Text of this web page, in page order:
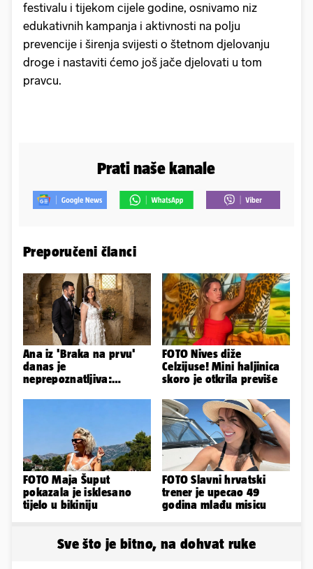
festivalu i tijekom cijele godine, osnivamo niz
edukativnih kampanja i aktivnosti na polju
prevencije i širenja svijesti o štetnom djelovanju
droge i nastaviti ćemo još jače djelovati u tom
pravcu.
Prati naše kanale
Preporučeni članci
Ana iz 'Braka na prvu'
danas je
neprepoznatljiva:
FOTO Nives diže
Celzijuse! Mini haljinica
skoro je otkrila previše
FOTO Maja Šuput
pokazala je isklesano
tijelo u bikiniju
FOTO Slavni hrvatski
trener je upecao 49
godina mlađu misicu
Sve što je bitno, na dohvat ruke